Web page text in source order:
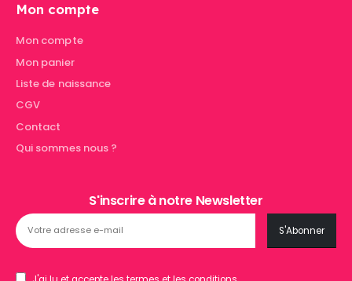
Mon compte
Mon compte
Mon panier
Liste de naissance
CGV
Contact
Qui sommes nous ?
S'inscrire à notre Newsletter